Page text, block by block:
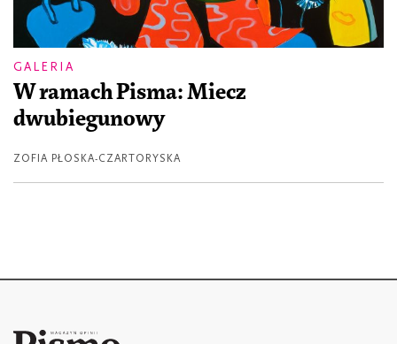
GALERIA
W ramach Pisma: Miecz
dwubiegunowy
ZOFIA PŁOSKA-CZARTORYSKA